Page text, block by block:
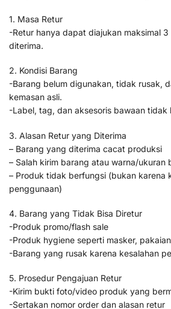
1. Masa Retur
-Retur hanya dapat diajukan maksimal
diterima.
2. Kondisi Barang
-Barang belum digunakan, tidak rusak,
kemasan asli.
-Label, tag, dan aksesoris bawaan tidak
3. Alasan Retur yang Diterima
– Barang yang diterima cacat produksi
– Salah kirim barang atau warna/ukuran
– Produk tidak berfungsi (bukan karena
penggunaan)
4. Barang yang Tidak Bisa Diretur
-Produk promo/flash sale
-Produk hygiene seperti masker,
-Barang yang rusak karena kesalahan
5. Prosedur Pengajuan Retur
-Kirim bukti foto/video produk yang
-Sertakan nomor order dan alasan retur